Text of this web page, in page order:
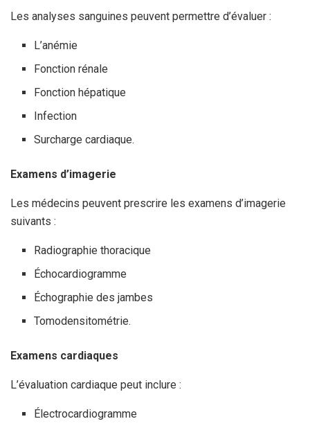
Les analyses sanguines peuvent permettre d’évaluer :
L’anémie
Fonction rénale
Fonction hépatique
Infection
Surcharge cardiaque.
Examens d’imagerie
Les médecins peuvent prescrire les examens d’imagerie
suivants :
Radiographie thoracique
Échocardiogramme
Échographie des jambes
Tomodensitométrie.
Examens cardiaques
L’évaluation cardiaque peut inclure :
Électrocardiogramme